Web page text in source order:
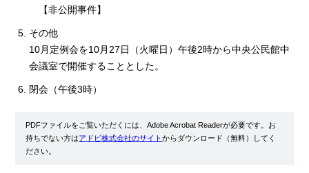
【非公開事件】
その他
10月定例会を10月27日（火曜日）午後2時から中央公民館中
会議室で開催することとした。
閉会（午後3時）
PDFファイルをご覧いただくには、Adobe Acrobat Readerが必要です。お
持ちでない方はアドビ株式会社のサイトからダウンロード（無料）してく
ださい。